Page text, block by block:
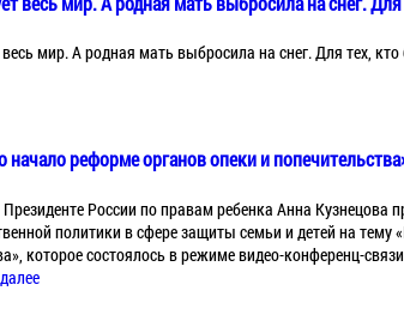
мир. А родная мать выбросила на снег. Для тех,
реформе органов опеки и
России по правам ребенка Анна Кузнецова
политики в сфере защиты семьи и детей на
которое состоялось в режиме видео-конференц-